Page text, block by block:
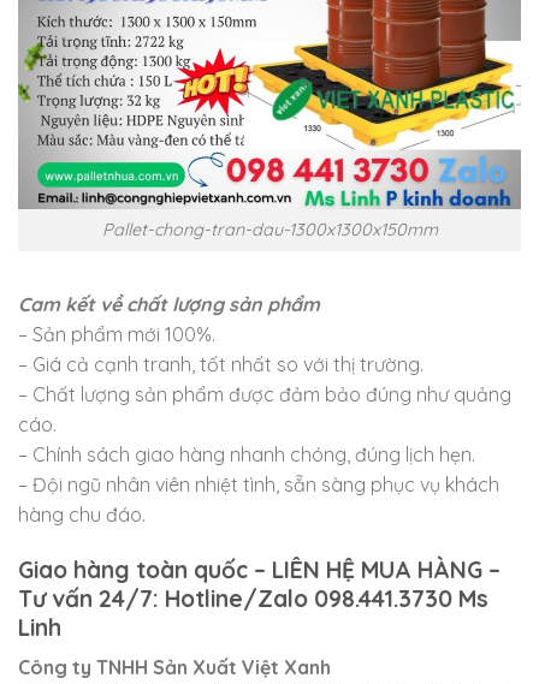
Pallet-chong-tran-dau-1300x1300x150mm
Cam kết về chất lượng sản phẩm
– Sản phẩm mới 100%.
– Giá cả cạnh tranh, tốt nhất so với thị trường.
– Chất lượng sản phẩm được đảm bảo đúng như quảng
cáo.
– Chính sách giao hàng nhanh chóng, đúng lịch hẹn.
– Đội ngũ nhân viên nhiệt tình, sẵn sàng phục vụ khách
hàng chu đáo.
Giao hàng toàn quốc – LIÊN HỆ MUA HÀNG –
Tư vấn 24/7: Hotline/Zalo 098.441.3730 Ms
Linh
Công ty TNHH Sản Xuất Việt Xanh